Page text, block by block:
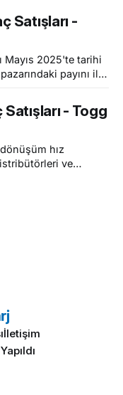
araçların
bazı üst
Bu değişiklik,
Satışları -
Mayıs 2025'te tarihi
payını ilk
Mayıs ayında
bu
%19,7'
- Togg
hız
ve
ne kadar arttığını
İletişim